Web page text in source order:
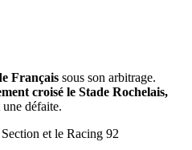
Français sous son arbitrage.
croisé le Stade Rochelais,
défaite.
et le Racing 92